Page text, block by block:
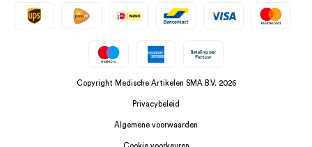
Copyright Medische Artikelen SMA B.V. 2026
Privacybeleid
Algemene voorwaarden